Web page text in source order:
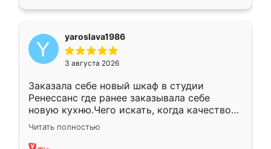
yaroslava1986
3 августа 2026
Заказала себе новый шкаф в студии
Ренессанс где ранее заказывала себе
новую кухню.Чего искать, когда качеством
вполне довольна. Служит кухня уже почти
два года, нареканий нет.
Читать полностью